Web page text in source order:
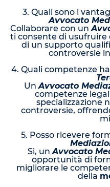
3. Quali sono i
Avvocato
Collaborare con un
ti consente di usufruire
di un supporto
controversie
4. Quali competenze
UnAvvocato
competenze
specializzazione
controversie,
5. Posso ricevere
Sì, unAvvocato
opportunità di
migliorare le
della